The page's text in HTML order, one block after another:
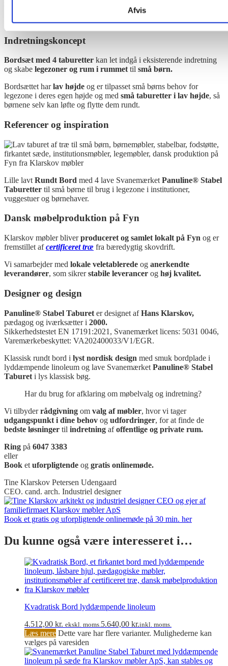
Afvis
Indretningskoncept
Bordsæt med 4 taburetter kan let indgå i eksisterende indretning
og skabe legezoner og rum i rummet til små børn.
Bordsættet harlav højde og er tilpasset små børns behov for
legezone i deres egen højde og med små taburetter i lav højde, så
børnene selv kan løfte og flytte dem rundt.
Referencer og inspiration
Lille lavt Rundt Bord med 4 lave Svanemærket Panuline® Stabel
Taburetter til små børne til brug i legezone i institutioner,
vuggestuer og børnehaver.
Dansk møbelproduktion på Fyn
Klarskov møbler bliverproduceret og samlet lokalt på Fyn og er
fremstillet afcertificeret træ fra bæredygtig skovdrift.
Vi samarbejder med lokale veletablerede og anerkendte
leverandører, som sikrerstabile leverancer og høj kvalitet.
Designer og design
Panuline® Stabel Taburet er designet afHans Klarskov,
pædagog og iværksætter i 2000.
Sikkerhedstestet EN 17191:2021, Svanemærket licens: 5031 0046,
Varemærkebeskyttet: VA202400033/V1/EGR.
Klassisk rundt bord i lyst nordisk design med smuk bordplade i
lyddæmpende linoleum og lave Svanemærket Panuline® Stabel
Taburet i lys klassisk bøg.
Har du brug for afklaring om møbelvalg og indretning?
Vi tilbyderrådgivning om valg af møbler, hvor vi tager
udgangspunkt i dine behov og udfordringer, for at finde de
bedste løsninger til indretning afoffentlige og private rum.
Ring på 6047 3383
eller
Book et uforpligtende og gratis onlinemøde.
Tine Klarskov Petersen Udengaard
CEO. cand. arch. Industriel designer
Book et gratis og uforpligtende onlinemøde på 30 min. her
Du kunne også være interesseret i…
Kvadratisk Bord lyddæmpende linoleum
4.512,00 kr. ekskl. moms.5.640,00 kr.inkl. moms.
Læs mere Dette vare har flere varianter. Mulighederne kan
vælges på varesiden